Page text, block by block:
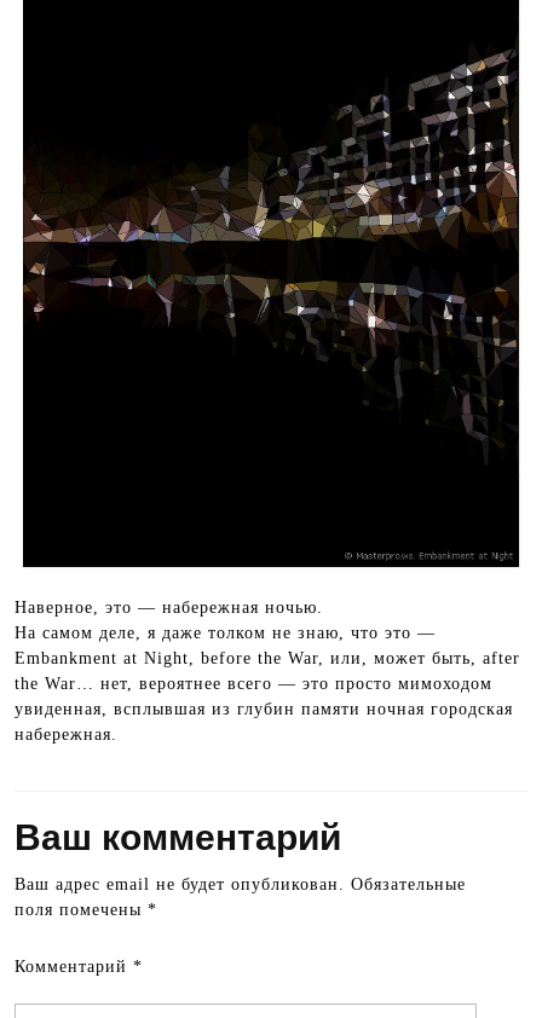
Наверное, это — набережная ночью.
На самом деле, я даже толком не знаю, что это —
Embankment at Night, before the War, или, может быть, after
the War… нет, вероятнее всего — это просто мимоходом
увиденная, всплывшая из глубин памяти ночная городская
набережная.
Ваш комментарий
Ваш адрес email не будет опубликован. Обязательные
поля помечены *
Комментарий *